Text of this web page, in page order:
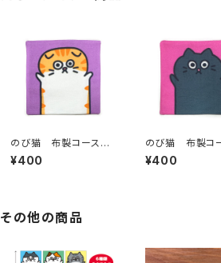
のび猫 布製コースタ
ー（みみ猫）
¥400
のび猫 布製コ
ー（くろ猫）
¥400
その他の商品